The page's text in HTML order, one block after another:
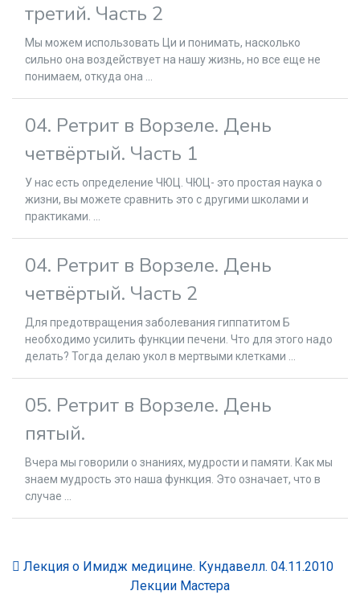
третий. Часть 2
Мы можем использовать Ци и понимать, насколько
сильно она воздействует на нашу жизнь, но все еще не
понимаем, откуда она ...
04. Ретрит в Ворзеле. День
четвёртый. Часть 1
У нас есть определение ЧЮЦ. ЧЮЦ- это простая наука о
жизни, вы можете сравнить это с другими школами и
практиками. ...
04. Ретрит в Ворзеле. День
четвёртый. Часть 2
Для предотвращения заболевания гиппатитом Б
необходимо усилить функции печени. Что для этого надо
делать? Тогда делаю укол в мертвыми клетками ...
05. Ретрит в Ворзеле. День
пятый.
Вчера мы говорили о знаниях, мудрости и памяти. Как мы
знаем мудрость это наша функция. Это означает, что в
случае ...
Лекция о Имидж медицине. Кундавелл. 04.11.2010
Лекции Мастера